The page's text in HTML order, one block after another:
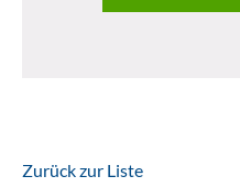
Zurück zur Liste